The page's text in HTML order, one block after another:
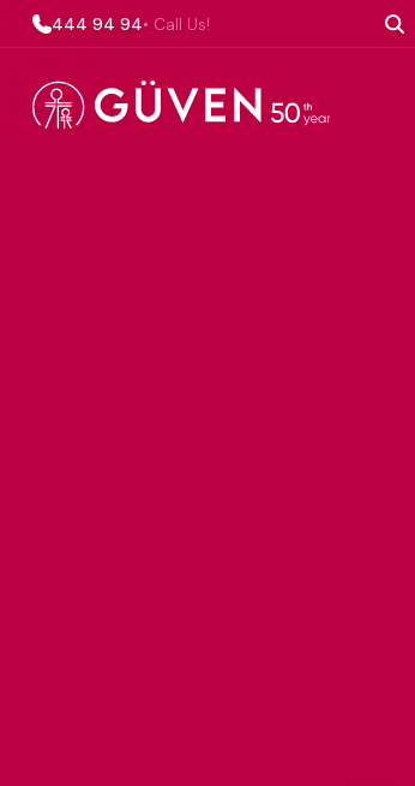
444 94 94• Call Us!